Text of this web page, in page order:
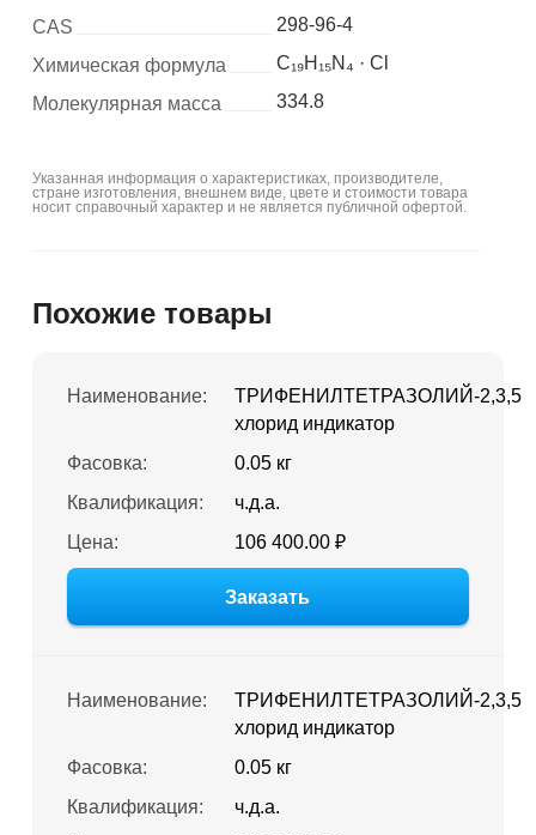
CAS
298-96-4
Химическая формула
C₁₉H₁₅N₄ · Cl
Молекулярная масса
334.8
Указанная информация о характеристиках, производителе,
стране изготовления, внешнем виде, цвете и стоимости товара
носит справочный характер и не является публичной офертой.
Похожие товары
Наименование:
ТРИФЕНИЛТЕТРАЗОЛИЙ-2,3,5
хлорид индикатор
Фасовка:
0.05 кг
Квалификация:
ч.д.а.
Цена:
106 400.00 ₽
Заказать
Наименование:
ТРИФЕНИЛТЕТРАЗОЛИЙ-2,3,5
хлорид индикатор
Фасовка:
0.05 кг
Квалификация:
ч.д.а.